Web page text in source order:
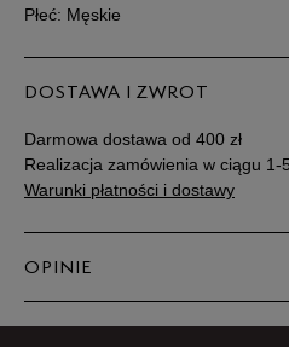
Płeć: Męskie
DOSTAWA I ZWROT
Darmowa dostawa od 400 zł
Realizacja zamówienia w ciągu 1-
Warunki płatności i dostawy
OPINIE